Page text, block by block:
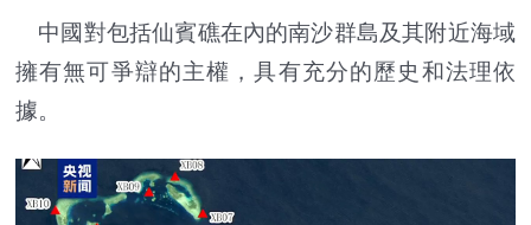
中國對包括仙賓礁在內的南沙群島及其附近海域
擁有無可爭辯的主權，具有充分的歷史和法理依
據。